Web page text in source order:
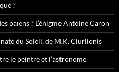
?
païens ? L’énigme Antoine Caron
du Soleil, de M.K. Ciurlionis
le peintre et l’astronome